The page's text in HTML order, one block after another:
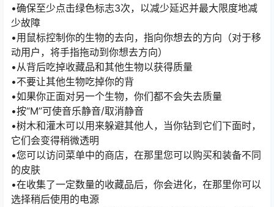
•确保至少点击绿色标志3次，以减少延迟并最大限度地减
少故障
•用鼠标控制你的生物的去向，指向你想去的方向（对于移
动用户，将手指拖动到你想去方向）
•从背后吃掉收藏品和其他生物以获得质量
•不要让其他生物吃掉你的背
•如果你正面对另一个生物，你们都不会失去质量
•按“M”可使音乐静音/取消静音
•树木和灌木可以用来躲避其他人，当你钻到它们下面时，
它们会变得稍微透明
•您可以访问菜单中的商店，在那里您可以购买和装备不同
的皮肤
•在收集了一定数量的收藏品后，你会进化，在那里你可以
选择稍后使用的电源